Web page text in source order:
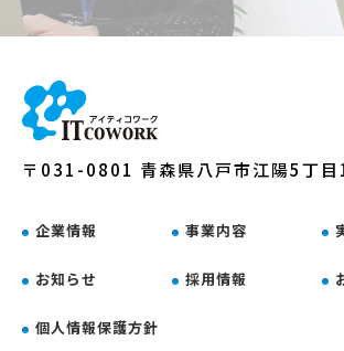
〒031-0801 青森県八戸市江陽5丁
企業情報 事業内容
お知らせ 採用情報
個人情報保護方針